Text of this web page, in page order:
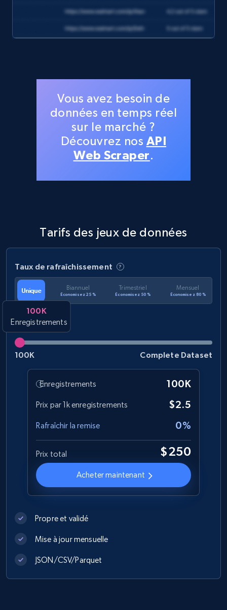
Vous avez besoin de
données en temps réel
sur le marché ?
Découvrez nos API
Web Scraper.
Tarifs des jeux de données
Taux de rafraîchissement
Unique Biannuel
Économisez 25 %
Trimestriel
Économisez 50 %
Mensuel
Économisez 80 %
100K
Enregistrements
100K Complete Dataset
Enregistrements 100K
Prix par 1k enregistrements $2.5
Rafraîchir la remise 0%
Prix total $250
Acheter maintenant
Propre et validé
Mise à jour mensuelle
JSON/CSV/Parquet